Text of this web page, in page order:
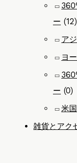
ー (12)
ア
ヨ
ー (0)
米
雑貨とアク